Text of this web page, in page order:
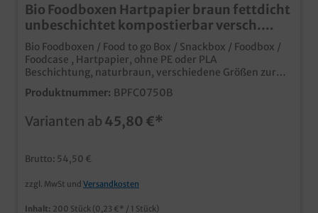
Bio Foodboxen Hartpapier braun fettdicht
unbeschichtet kompostierbar versch.
Größen
Bio Foodboxen / Food to go Box / Snackbox / Foodbox /
Foodcase , Hartpapier, ohne PE oder PLA
Beschichtung, naturbraun, verschiedene Größen zur
Auswahl: 750ml 113x90x64mm 600St. / 1300ml
149x116x64mm 300St. / 1500ml 197x140x48mm
Snackbox / Lunchbox aus Bio Hartpapier mit stylischem
feuchtigkeitsresistent und natürlich lebensmittelecht
naturbraun für den rustikalen Bio Look die moderne
Produktnummer: BPFC0750B
Varianten ab 45,80 €*
Brutto: 54,50 €
zzgl. MwSt und Versandkosten
Inhalt: 200 Stück (0,23 €* / 1 Stück)